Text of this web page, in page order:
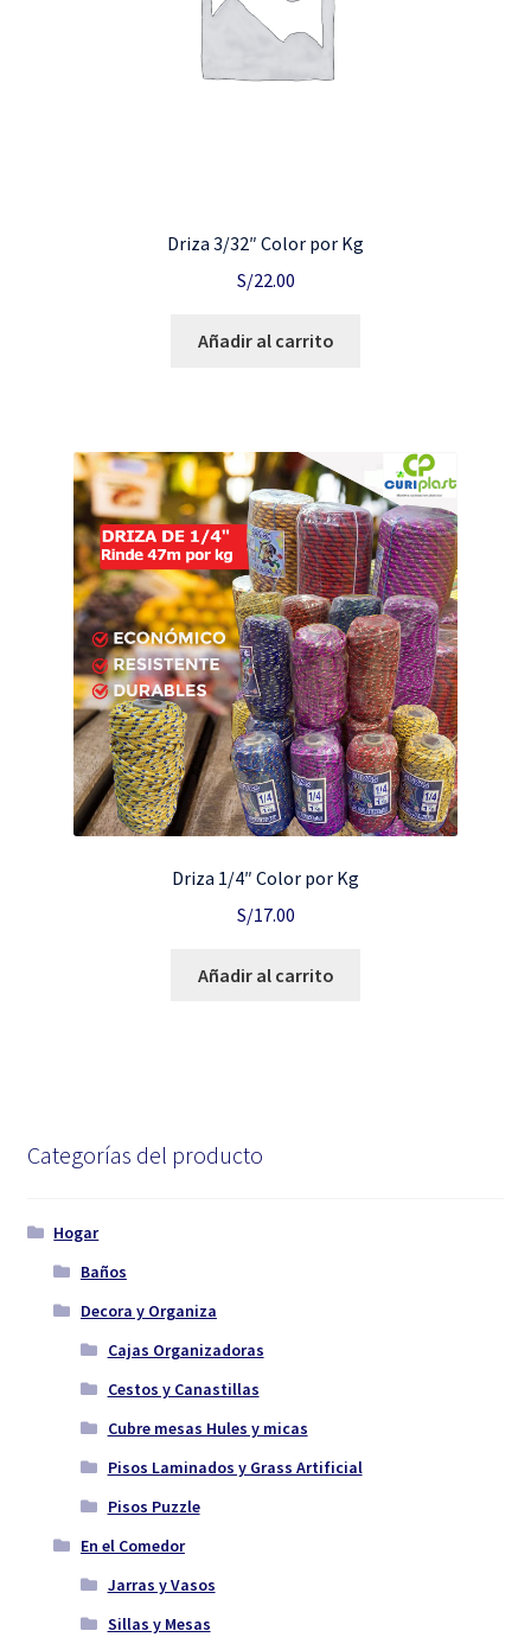
Driza 3/32″ Color por Kg
S/22.00
Añadir al carrito
Driza 1/4″ Color por Kg
S/17.00
Añadir al carrito
Categorías del producto
Hogar
Baños
Decora y Organiza
Cajas Organizadoras
Cestos y Canastillas
Cubre mesas Hules y micas
Pisos Laminados y Grass Artificial
Pisos Puzzle
En el Comedor
Jarras y Vasos
Sillas y Mesas